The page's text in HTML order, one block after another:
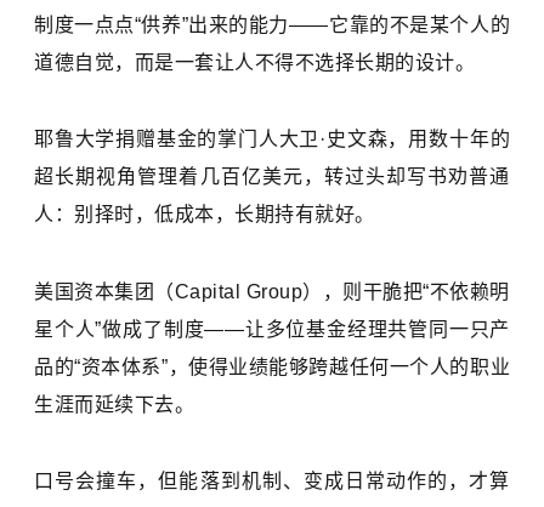
制度一点点“供养”出来的能力——它靠的不是某个人的
道德自觉，而是一套让人不得不选择长期的设计。
耶鲁大学捐赠基金的掌门人大卫·史文森，用数十年的
超长期视角管理着几百亿美元，转过头却写书劝普通
人：别择时，低成本，长期持有就好。
美国资本集团（Capital Group），则干脆把“不依赖明
星个人”做成了制度——让多位基金经理共管同一只产
品的“资本体系”，使得业绩能够跨越任何一个人的职业
生涯而延续下去。
口号会撞车，但能落到机制、变成日常动作的，才算